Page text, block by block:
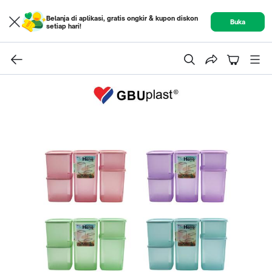
Belanja di aplikasi, gratis ongkir & kupon diskon
setiap hari!
Buka